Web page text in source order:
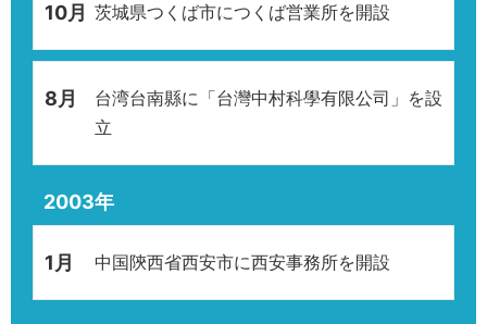
10月 茨城県つくば市につくば営業所を開設
8月
台湾台南縣に「台灣中村科學有限公司」を設
立
2003年
1月 中国陝西省西安市に西安事務所を開設